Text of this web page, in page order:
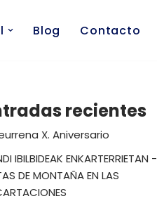
Blog Contacto
recientes
X. Aniversario
IBILBIDEAK ENKARTERRIETAN -
DE MONTAÑA EN LAS